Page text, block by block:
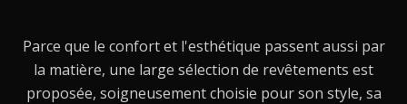
Parce que le confort et l'esthétique passent aussi par
la matière, une large sélection de revêtements est
proposée, soigneusement choisie pour son style, sa